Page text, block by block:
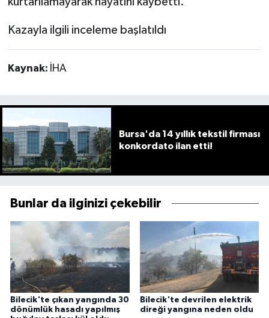
Kazayla ilgili inceleme başlatıldı
Kaynak: İHA
Bursa'da 14 yıllık tekstil firması
konkordato ilan etti!
Bunlar da ilginizi çekebilir
Bilecik'te çıkan yangında 30
dönümlük hasadı yapılmış
Bilecik'te devrilen elektrik
direği yangına neden oldu